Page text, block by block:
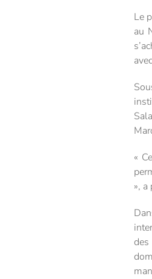
Le
au
«
»,
des